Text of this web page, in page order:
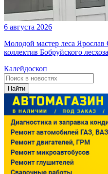
6 августа 2026
Молодой мастер леса
коллектив Бобруйского лесхоза
Калейдоскоп
Найти